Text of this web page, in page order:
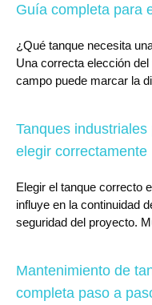
Guía completa para
¿Qué tanque necesita
Una correcta elección
campo puede marcar la
Tanques
elegir correctamente
Elegir el tanque correcto
influye en la continuidad
seguridad del proyecto.
Mantenimiento de
completa paso a